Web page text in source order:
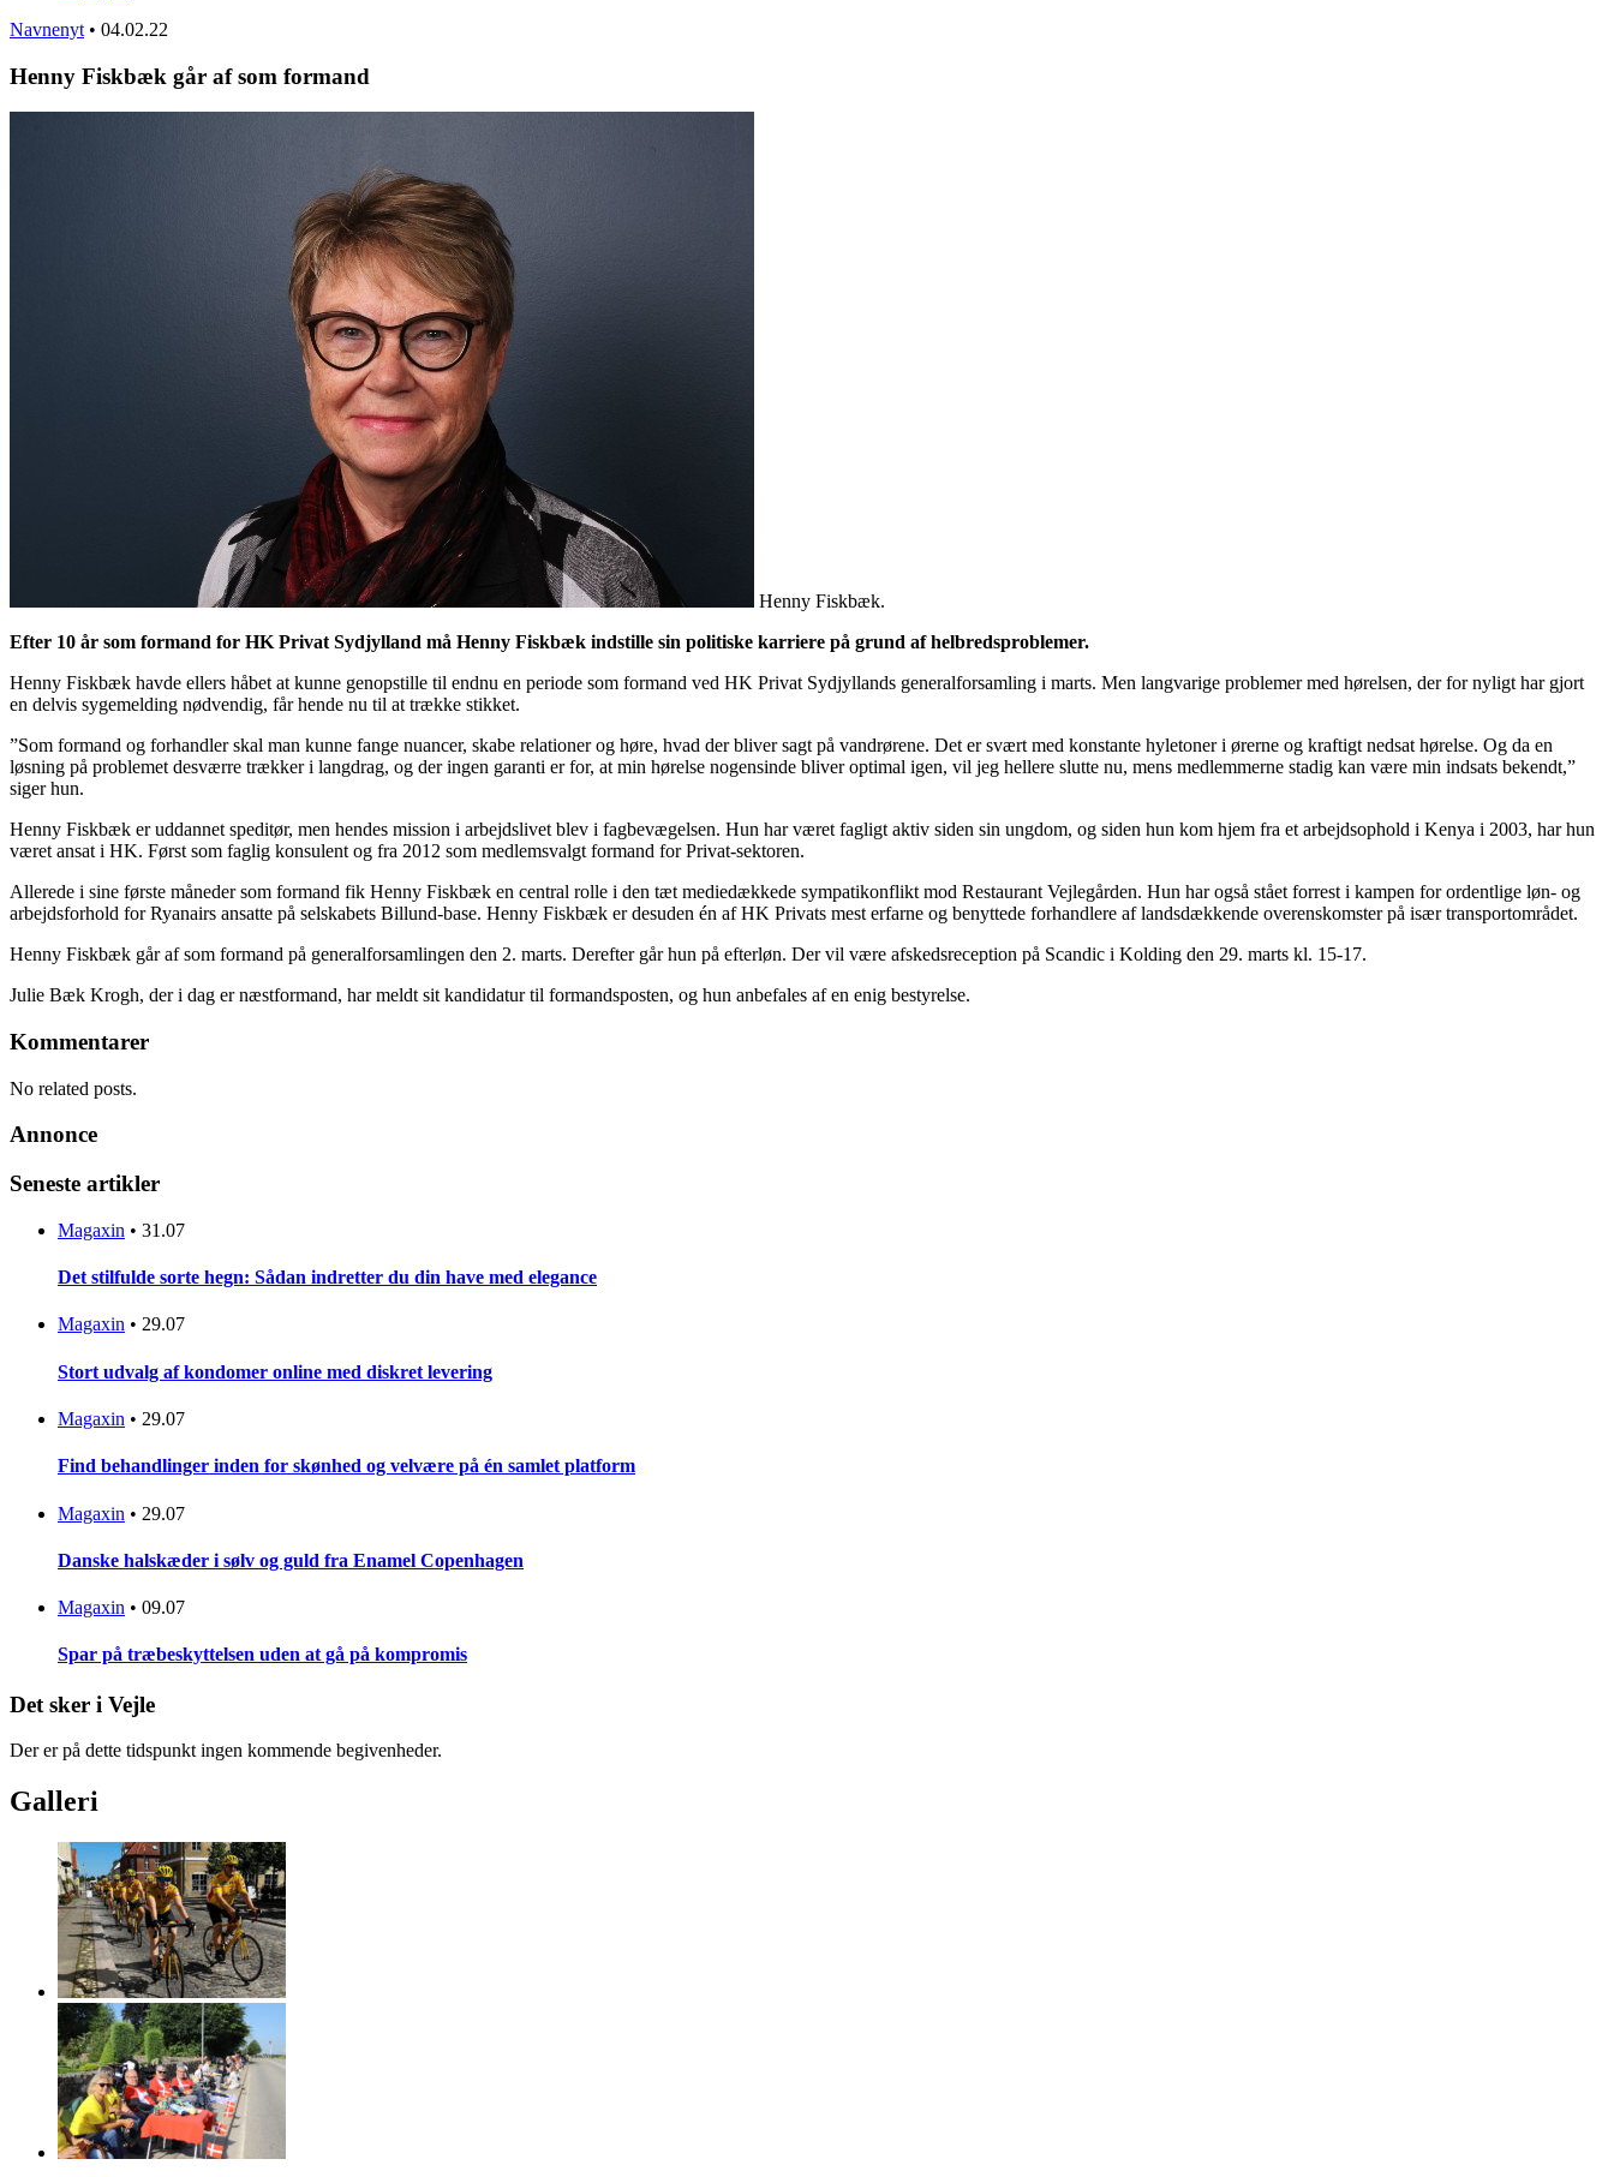
Navnenyt • 04.02.22
Henny Fiskbæk går af som formand
Henny Fiskbæk.
Efter 10 år som formand for HK Privat Sydjylland må Henny Fiskbæk indstille sin politiske karriere på grund af helbredsproblemer.
Henny Fiskbæk havde ellers håbet at kunne genopstille til endnu en periode som formand ved HK Privat Sydjyllands generalforsamling i marts. Men langvarige problemer med hørelsen, der for nyligt har gjort
en delvis sygemelding nødvendig, får hende nu til at trække stikket.
”Som formand og forhandler skal man kunne fange nuancer, skabe relationer og høre, hvad der bliver sagt på vandrørene. Det er svært med konstante hyletoner i ørerne og kraftigt nedsat hørelse. Og da en
løsning på problemet desværre trækker i langdrag, og der ingen garanti er for, at min hørelse nogensinde bliver optimal igen, vil jeg hellere slutte nu, mens medlemmerne stadig kan være min indsats bekendt,”
siger hun.
Henny Fiskbæk er uddannet speditør, men hendes mission i arbejdslivet blev i fagbevægelsen. Hun har været fagligt aktiv siden sin ungdom, og siden hun kom hjem fra et arbejdsophold i Kenya i 2003, har hun
været ansat i HK. Først som faglig konsulent og fra 2012 som medlemsvalgt formand for Privat-sektoren.
Allerede i sine første måneder som formand fik Henny Fiskbæk en central rolle i den tæt mediedækkede sympatikonflikt mod Restaurant Vejlegården. Hun har også stået forrest i kampen for ordentlige løn- og
arbejdsforhold for Ryanairs ansatte på selskabets Billund-base. Henny Fiskbæk er desuden én af HK Privats mest erfarne og benyttede forhandlere af landsdækkende overenskomster på især transportområdet.
Henny Fiskbæk går af som formand på generalforsamlingen den 2. marts. Derefter går hun på efterløn. Der vil være afskedsreception på Scandic i Kolding den 29. marts kl. 15-17.
Julie Bæk Krogh, der i dag er næstformand, har meldt sit kandidatur til formandsposten, og hun anbefales af en enig bestyrelse.
Kommentarer
No related posts.
Annonce
Seneste artikler
Magaxin • 31.07
Det stilfulde sorte hegn: Sådan indretter du din have med elegance
Magaxin • 29.07
Stort udvalg af kondomer online med diskret levering
Magaxin • 29.07
Find behandlinger inden for skønhed og velvære på én samlet platform
Magaxin • 29.07
Danske halskæder i sølv og guld fra Enamel Copenhagen
Magaxin • 09.07
Spar på træbeskyttelsen uden at gå på kompromis
Det sker i Vejle
Der er på dette tidspunkt ingen kommende begivenheder.
Galleri